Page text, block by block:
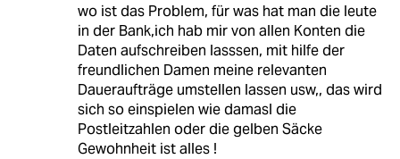
wo ist das Problem, für was hat man die leute
in der Bank,ich hab mir von allen Konten die
Daten aufschreiben lasssen, mit hilfe der
freundlichen Damen meine relevanten
Daueraufträge umstellen lassen usw,, das wird
sich so einspielen wie damasl die
Postleitzahlen oder die gelben Säcke
Gewohnheit ist alles !